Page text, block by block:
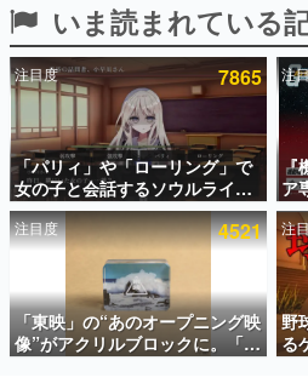
ピックアップ
電ファミのいま読まれている記事ラ
アプリセール情報
インタビュー
連載・特集一覧
殿堂入り記事
SNS拡散数が数千以上！
ど。多くの人々に読まれ
事をまとめました。
いま読まれている
注目度 7865
「パリィ」や「ローリング」で
女の子と会話するソウルライク
恋愛ゲーム『小早川さんはソウ
ルライク』無料公開。返事に失
敗すると「YOU DIED」
注
『
ア
散
本
ー
ム
注目度 4521
「東映」の“あのオープニング映
像”がアクリルブロックに。「東
映ヒストリカル グッズコレクシ
注
野
る